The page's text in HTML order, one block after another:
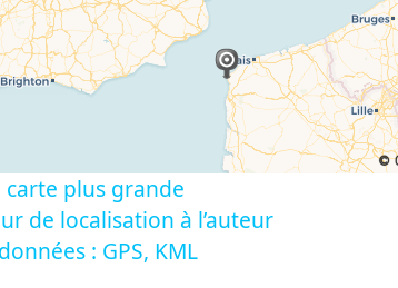
plus grande
de localisation à l’auteur
: GPS, KML